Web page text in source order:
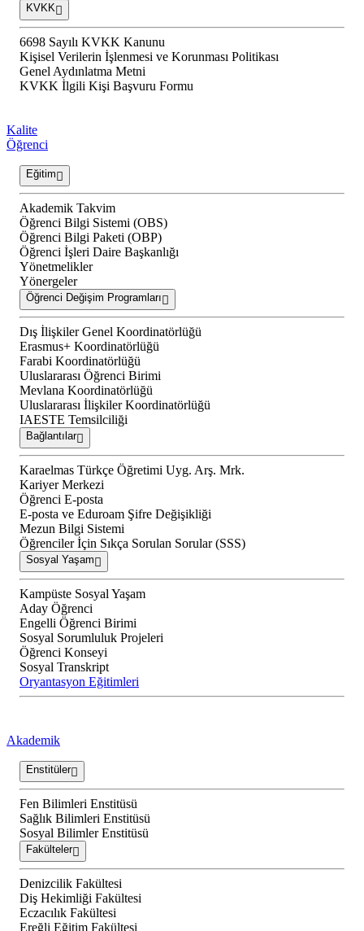
KVKK
6698 Sayılı KVKK Kanunu
Kişisel Verilerin İşlenmesi ve Korunması Politikası
Genel Aydınlatma Metni
KVKK İlgili Kişi Başvuru Formu
Kalite
Öğrenci
Eğitim
Akademik Takvim
Öğrenci Bilgi Sistemi (OBS)
Öğrenci Bilgi Paketi (OBP)
Öğrenci İşleri Daire Başkanlığı
Yönetmelikler
Yönergeler
Öğrenci Değişim Programları
Dış İlişkiler Genel Koordinatörlüğü
Erasmus+ Koordinatörlüğü
Farabi Koordinatörlüğü
Uluslararası Öğrenci Birimi
Mevlana Koordinatörlüğü
Uluslararası İlişkiler Koordinatörlüğü
IAESTE Temsilciliği
Bağlantılar
Karaelmas Türkçe Öğretimi Uyg. Arş. Mrk.
Kariyer Merkezi
Öğrenci E-posta
E-posta ve Eduroam Şifre Değişikliği
Mezun Bilgi Sistemi
Öğrenciler İçin Sıkça Sorulan Sorular (SSS)
Sosyal Yaşam
Kampüste Sosyal Yaşam
Aday Öğrenci
Engelli Öğrenci Birimi
Sosyal Sorumluluk Projeleri
Öğrenci Konseyi
Sosyal Transkript
Oryantasyon Eğitimleri
Akademik
Enstitüler
Fen Bilimleri Enstitüsü
Sağlık Bilimleri Enstitüsü
Sosyal Bilimler Enstitüsü
Fakülteler
Denizcilik Fakültesi
Diş Hekimliği Fakültesi
Eczacılık Fakültesi
Ereğli Eğitim Fakültesi